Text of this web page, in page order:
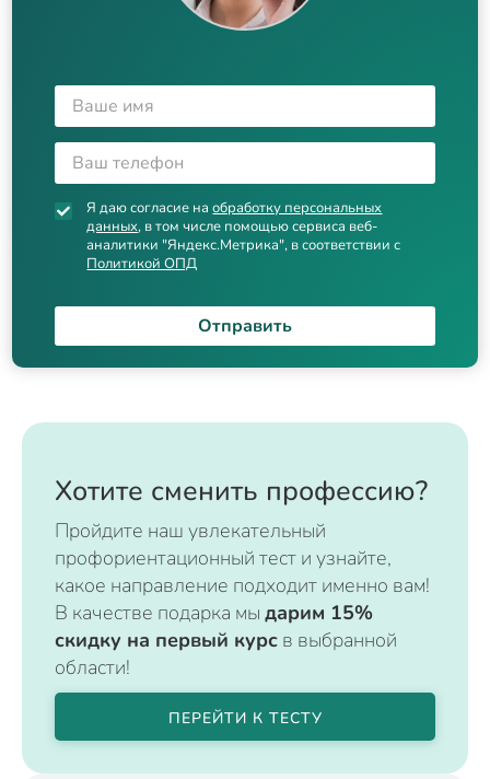
Я даю согласие наобработку персональных
данных, в том числе помощью сервиса веб-
аналитики "Яндекс.Метрика", в соответствии с
Политикой ОПД
Отправить
Хотите сменить профессию?
Пройдите наш увлекательный
профориентационный тест и узнайте,
какое направление подходит именно вам!
В качестве подарка мы дарим 15%
скидку на первый курс в выбранной
области!
ПЕРЕЙТИ К ТЕСТУ